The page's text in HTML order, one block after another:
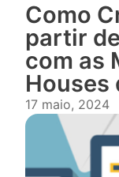
Como
partir
com as
Houses
17 maio, 2024